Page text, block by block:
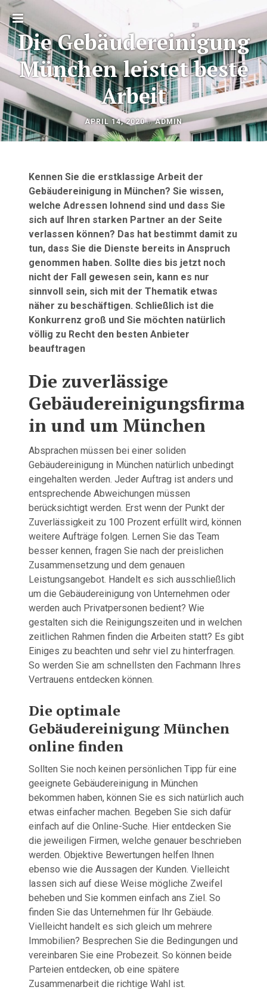
Toggle
sidebar
Die Gebäudereinigung
München leistet beste
Arbeit
APRIL 14, 2020OKTOBER
20,
2020
byADMIN
Beitragsnavigation
Kennen Sie die erstklassige Arbeit der
Gebäudereinigung in München? Sie wissen,
welche Adressen lohnend sind und dass Sie
sich auf Ihren starken Partner an der Seite
verlassen können? Das hat bestimmt damit zu
tun, dass Sie die Dienste bereits in Anspruch
genommen haben. Sollte dies bis jetzt noch
nicht der Fall gewesen sein, kann es nur
sinnvoll sein, sich mit der Thematik etwas
näher zu beschäftigen. Schließlich ist die
Konkurrenz groß und Sie möchten natürlich
völlig zu Recht den besten Anbieter
beauftragen
Die zuverlässige
Gebäudereinigungsfirma
in und um München
Absprachen müssen bei einer soliden
Gebäudereinigung in München natürlich unbedingt
eingehalten werden. Jeder Auftrag ist anders und
entsprechende Abweichungen müssen
berücksichtigt werden. Erst wenn der Punkt der
Zuverlässigkeit zu 100 Prozent erfüllt wird, können
weitere Aufträge folgen. Lernen Sie das Team
besser kennen, fragen Sie nach der preislichen
Zusammensetzung und dem genauen
Leistungsangebot. Handelt es sich ausschließlich
um die Gebäudereinigung von Unternehmen oder
werden auch Privatpersonen bedient? Wie
gestalten sich die Reinigungszeiten und in welchen
zeitlichen Rahmen finden die Arbeiten statt? Es gibt
Einiges zu beachten und sehr viel zu hinterfragen.
So werden Sie am schnellsten den Fachmann Ihres
Vertrauens entdecken können.
Die optimale
Gebäudereinigung München
online finden
Sollten Sie noch keinen persönlichen Tipp für eine
geeignete Gebäudereinigung in München
bekommen haben, können Sie es sich natürlich auch
etwas einfacher machen. Begeben Sie sich dafür
einfach auf die Online-Suche. Hier entdecken Sie
die jeweiligen Firmen, welche genauer beschrieben
werden. Objektive Bewertungen helfen Ihnen
ebenso wie die Aussagen der Kunden. Vielleicht
lassen sich auf diese Weise mögliche Zweifel
beheben und Sie kommen einfach ans Ziel. So
finden Sie das Unternehmen für Ihr Gebäude.
Vielleicht handelt es sich gleich um mehrere
Immobilien? Besprechen Sie die Bedingungen und
vereinbaren Sie eine Probezeit. So können beide
Parteien entdecken, ob eine spätere
Zusammenarbeit die richtige Wahl ist.